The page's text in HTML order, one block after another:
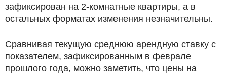
зафиксирован на 2-комнатные квартиры, а в
остальных форматах изменения незначительны.
Сравнивая текущую среднюю арендную ставку с
показателем, зафиксированным в феврале
прошлого года, можно заметить, что цены на